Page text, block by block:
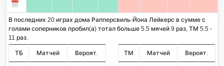
В последних 20 играх дома Рапперсвиль-Йона Лейкерс в сумме с
голами соперников пробил(а) тотал больше 5.5 мячей 9 раз, ТМ 5.5 -
11 раз.
ТБ Матчей Вероят. ТМ Матчей Вероят.